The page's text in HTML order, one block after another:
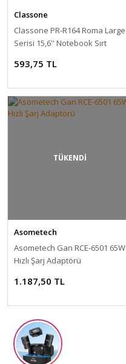
Classone
Classone PR-R164 Roma Large
Serisi 15,6'' Notebook Sırt
593,75 TL
TÜKENDİ
Asometech
Asometech Gan RCE-6501 65W
Hızlı Şarj Adaptörü
1.187,50 TL